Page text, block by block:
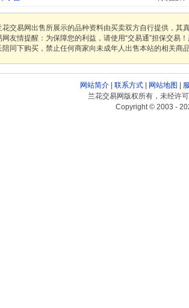
花交易网出售所展示的品种资料由买卖双方自行提供，
友情提醒：为保障您的利益，请使用“交易通”担保交
陪同下购买，禁止任何商家向未成年人出售本站的相关商
网站简介| 联系方式| 网站地图
兰花交易网版权所有，未经许
Copyright © 2003 -